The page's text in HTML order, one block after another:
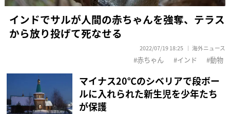
インドでサルが人間の赤ちゃんを強奪、テラス
から放り投げて死なせる
2022/07/19 18:25 海外ニュース
赤ちゃん インド 動物
マイナス20℃のシベリアで段ボー
ルに入れられた新生児を少年たち
が保護